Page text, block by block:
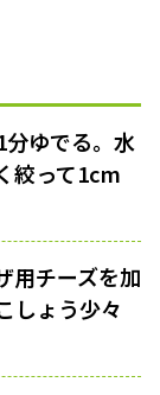
ゆでる。水
絞って1cm
用チーズを加
しょう少々